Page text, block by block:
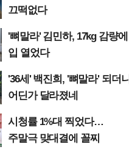
끄떡없다
'뼈말라' 김민하, 17kg 감량에
입 열었다
'36세' 백진희, '뼈말라' 되더니
어딘가 달라졌네
시청률 1%대 찍었다…
주말극 맞대결에 꼴찌